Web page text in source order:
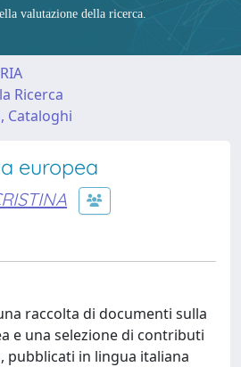
valutazione della ricerca.
Ricerca
Cataloghi
europea
raccolta di documenti sulla
e una selezione di contributi
in lingua italiana